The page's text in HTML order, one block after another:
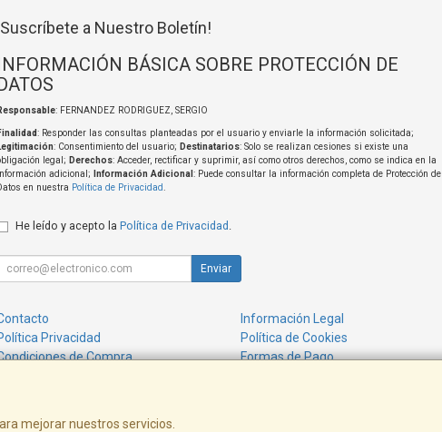
mejorar nuestros servicios.
a Nuestro Boletín!
BÁSICA SOBRE PROTECCIÓN DE
: FERNANDEZ RODRIGUEZ, SERGIO
: Responder las consultas planteadas por el usuario y enviarle la información solicitada;
: Consentimiento del usuario; Destinatarios: Solo se realizan cesiones si existe una
legal; Derechos: Acceder, rectificar y suprimir, así como otros derechos, como se indica en la
adicional;
Información Adicional : Puede consultar la información completa de Protección de
en nuestra Política de Privacidad
He leído y acepto la Política de Privacidad .
Enviar
Información Legal
Privacidad
Política de Cookies
de Compra
Formas de Pago